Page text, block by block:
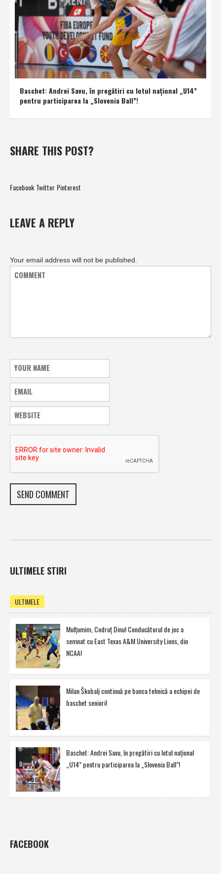
Baschet: Andrei Savu, în pregătiri cu lotul naţional „U14”
pentru participarea la „Slovenia Ball”!
SHARE THIS POST?
Facebook Twitter Pinterest
LEAVE A REPLY
Your email address will not be published.
ULTIMELE STIRI
ULTIMELE
Mulţumim, Codruţ Dinu! Conducătorul de joc a
semnat cu East Texas A&M University Lions, din
NCAA!
Milan Škobalj continuă pe banca tehnică a echipei de
baschet seniori!
Baschet: Andrei Savu, în pregătiri cu lotul naţional
„U14” pentru participarea la „Slovenia Ball”!
FACEBOOK